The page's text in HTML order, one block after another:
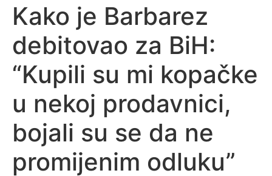
Kako je Barbarez
debitovao za BiH:
“Kupili su mi kopačke
u nekoj prodavnici,
bojali su se da ne
promijenim odluku”